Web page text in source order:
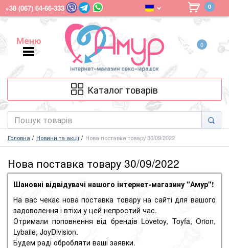
+38 (067) 64-66-333 0
Меню
Меню
0
Каталог товарів
Головна Новини та акції Нова поставка товару 30/09/2022
Нова поставка товару 30/09/2022
Шановні відвідувачі нашого інтернет-магазину "Амур"!
На вас чекає нова поставка товару на сайті для вашого
задоволення і втіхи у цей непростий час.
Отримали поповнення від брендів Lovetoy, Toyfa, Orion,
Lybaile, JoyDivision.
Будем раді обробляти ваші заявки.